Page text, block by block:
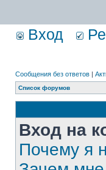
Вход
Сообщения без ответов |
Список форумов
Вход на
Почему я